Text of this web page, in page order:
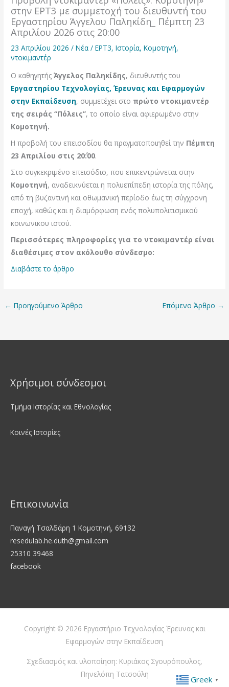
στην ΕΡΤ3 με συμμετοχή του διευθυντή του
Εργαστηρίου Άγγελου Παληκίδη_ Πέμπτη 23
Απριλίου 2026 στις 20:00
23 Απριλίου 2026/Νέα /ΕΡΤ3,Ιστορία,Κομοτηνή,
ντοκιμαντέρ
Ο καθηγητήςΆγγελος Παληκίδης, διευθυντής του
Εργαστηρίου Τεχνολογίας, Έρευνας και Εφαρμογών
στην Εκπαίδευση, συμμετέχει στο πρώτο ντοκιμαντέρ
της σειράς “Πόλεις”, το οποίο είναι αφιερωμένο στην
Κομοτηνή.
Η προβολή του επεισοδίου θα πραγματοποιηθεί την Πέμπτη
23 Απριλίου στις 20΄:00.
Στο συγκεκριμένο επεισόδιο, που επικεντρώνεται στην
Κομοτηνή, αναδεικνύεται η πολυεπίπεδη ιστορία της πόλης,
από τη βυζαντινή και οθωμανική περίοδο έως τη σύγχρονη
εποχή, καθώς και η διαμόρφωση ενός πολυπολιτισμικού
κοινωνικου ιστού.
Περισσότερες πληροφορίες για το ντοκιμαντέρ είναι
διαθέσιμες στον ακόλουθο σύνδεσμο:
Διαβάστε το άρθρο
← Προηγούμενο Άρθρο Επόμενο Άρθρο →
Χρήσιμοι σύνδεσμοι
Τμήμα Ιστορίας και Εθνολογίας
Κοινές Ιστορίες
Επικοινωνία
Παναγή Τσαλδάρη 1 Κομοτηνή, 69132
resedulab.he.duth@gmail.com
25310 39468
facebook
Copyright © 2026 Εργαστήριο Τεχνολογίας Έρευνας και
Εφαρμογών στην Εκπαίδευση
Σχεδιασμός και υλοποίηση: Κυριάκος Σγουρόπουλος,
Πηνελόπη Τατσούλη
Greek ▼